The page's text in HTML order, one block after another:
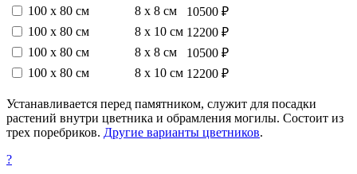
100 х 80 см
8 х 8 см
10500 ₽
100 х 80 см
8 х 10 см 12200 ₽
100 х 80 см
8 х 8 см
10500 ₽
100 х 80 см
8 х 10 см 12200 ₽
Устанавливается перед памятником, служит для посадки
растений внутри цветника и обрамления могилы. Состоит из
трех поребриков. Другие варианты цветников.
?